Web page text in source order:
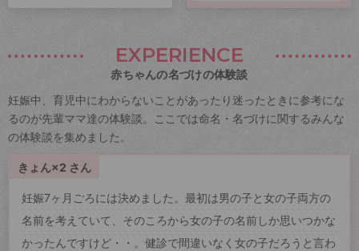
EXPERIENCE
赤ちゃんの名づけの体験談
妊娠中、育児中にわからないことがあったり迷ったときに参考にな
るのが先輩ママ達の体験談。ここでは命名・名づけに関するみんな
の体験談を集めました。
きょん×2 さん
妊娠7ヶ月ごろには決めました。最初は男の子と女の子両方の
名前を考えていて、そのころから女の子の名前しか思いつかな
かったんですけど・・。健診で間違いなく女の子だろうと言わ